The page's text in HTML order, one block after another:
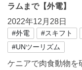
ラムまで【外電】
2022年12月28日
#外電 #スキフト
#UNツーリズム
ケニアで肉食動物を